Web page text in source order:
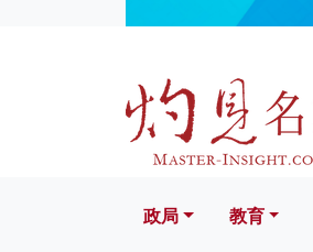
政局 教育